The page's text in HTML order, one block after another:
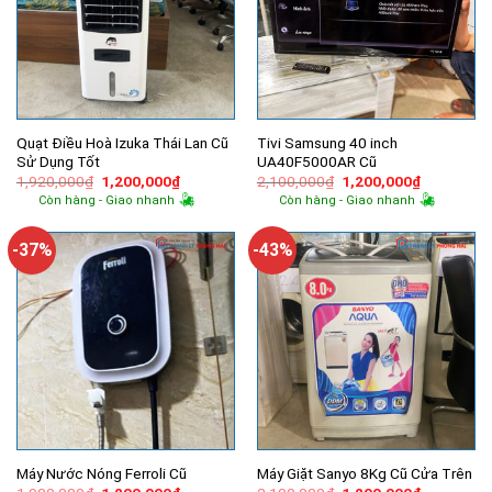
Quạt Điều Hoà Izuka Thái Lan Cũ
Sử Dụng Tốt
1,920,000₫ Giá
gốc
là:
1,200,000₫Giá
hiện
tại
1,200,000₫.
Còn hàng - Giao nhanh
Tivi Samsung 40 inch
UA40F5000AR Cũ
2,100,000₫ Giá
gốc
là:
1,200,000₫Giá
hiện
tại
Còn hàng - Giao nhanh
-37%
Máy Nước Nóng Ferroli Cũ
-43%
Máy Giặt Sanyo 8Kg Cũ Cửa Trên